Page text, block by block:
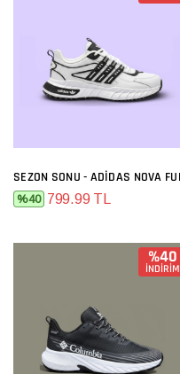
%40 799.99 TL
%40
İNDİRİM